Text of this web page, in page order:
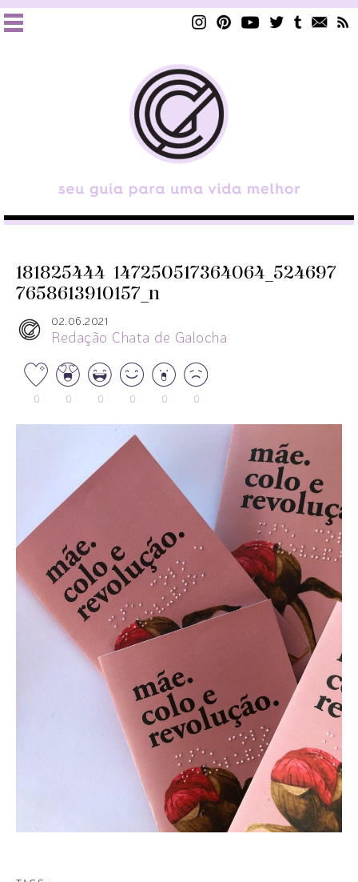
181825444_147250517364064_524697
7658613910157_n
02.06.2021
Redação Chata de Galocha
0 0 0 0 0 0